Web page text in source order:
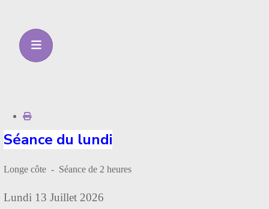
Séance du lundi
Longe côte - Séance de 2 heures
Lundi 13 Juillet 2026